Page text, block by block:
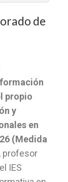
de
propio
y
en
(Medida
, profesor
IES